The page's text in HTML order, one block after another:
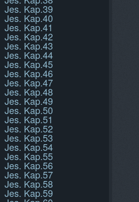
Jes. Kap.39
Jes. Kap.40
Jes. Kap.41
Jes. Kap.42
Jes. Kap.43
Jes. Kap.44
Jes. Kap.45
Jes. Kap.46
Jes. Kap.47
Jes. Kap.48
Jes. Kap.49
Jes. Kap.50
Jes. Kap.51
Jes. Kap.52
Jes. Kap.53
Jes. Kap.54
Jes. Kap.55
Jes. Kap.56
Jes. Kap.57
Jes. Kap.58
Jes. Kap.59